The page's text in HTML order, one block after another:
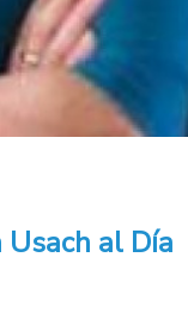
Usach al Día